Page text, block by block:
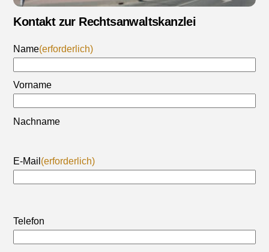
Kontakt zur Rechtsanwaltskanzlei
Name(erforderlich)
Vorname
Nachname
E-Mail (erforderlich)
Telefon